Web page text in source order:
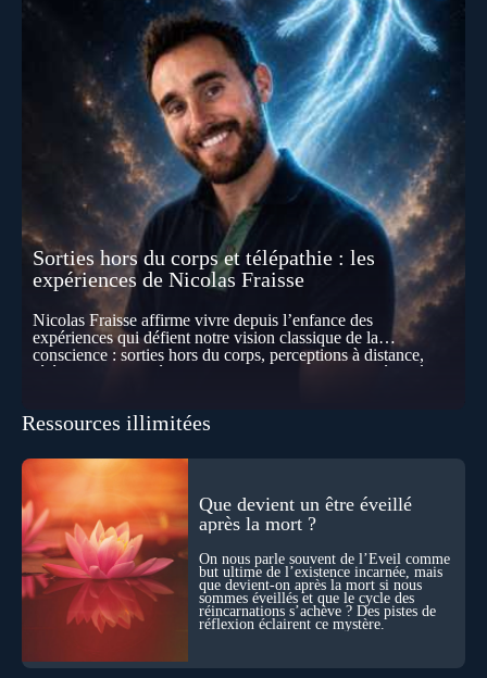
Sorties hors du corps et télépathie : les
expériences de Nicolas Fraisse
Nicolas Fraisse affirme vivre depuis l’enfance des
expériences qui défient notre vision classique de la
conscience : sorties hors du corps, perceptions à distance,
télépathie spontanée… Comment accueillir ces phénomènes
les pensées d’autrui ? Que deviennent l’espace, le temps… et
disparaître ? Au fil de cet échange, Nicolas raconte ses
expériences les plus troublantes : visions vérifiées,
explorations du cosmos, présence d’autres consciences
durant ses sorties, protocoles scientifiques… et toujours, cette
sensation étrange d’être relié à bien plus vaste que lui-même
! Sommes-nous à l’aube d’une révolution de la conscience ?
Sans doute. Mais encore faut-il accepter d’explorer ces
territoires avec lucidité, et rigueur…
Ressources illimitées
Que devient un être éveillé
après la mort ?
On nous parle souvent de l’Éveil comme
but ultime de l’existence incarnée, mais
que devient-on après la mort si nous
sommes éveillés et que le cycle des
réincarnations s’achève ? Des pistes de
réflexion éclairent ce mystère.